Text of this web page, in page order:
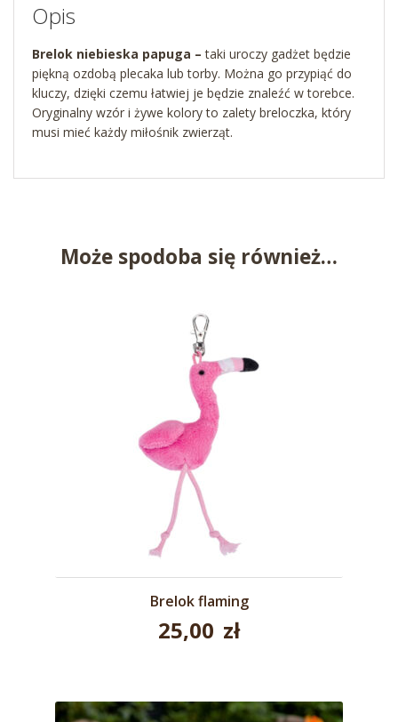
Opis
Brelok niebieska papuga – taki uroczy gadżet będzie
piękną ozdobą plecaka lub torby. Można go przypiąć do
kluczy, dzięki czemu łatwiej je będzie znaleźć w torebce.
Oryginalny wzór i żywe kolory to zalety breloczka, który
musi mieć każdy miłośnik zwierząt.
Może spodoba się również…
Brelok flaming
25,00 zł